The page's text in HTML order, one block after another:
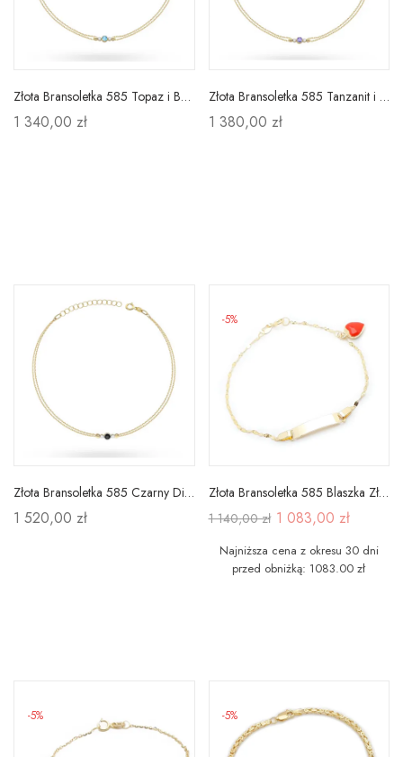
Złota Bransoletka 585 Topaz i Brylanty Prezent
1 340,00 zł
Złota Bransoletka 585 Tanzanit i Brylanty Prezent
1 380,00 zł
Złota Bransoletka 585 Czarny Diament i Brylanty
1 520,00 zł
-5%
Złota Bransoletka 585 Blaszka Złote Serce 16cm
1 140,00 zł 1 083,00 zł
Najniższa cena z okresu 30 dni
przed obniżką: 1083.00 zł
-5% -5%